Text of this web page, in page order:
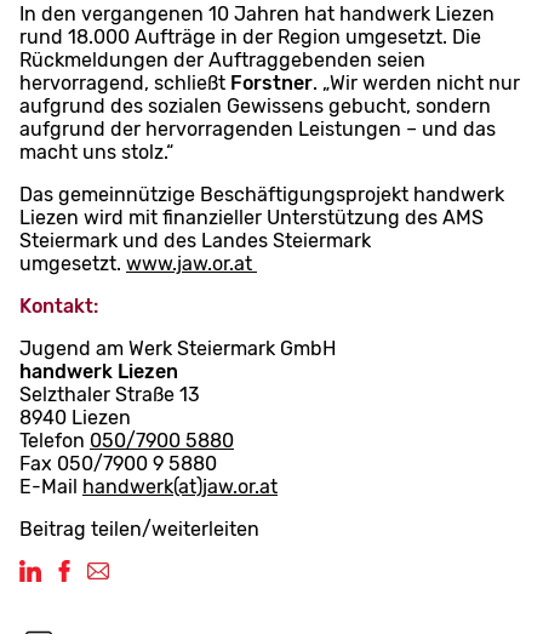
In den vergangenen 10 Jahren hat handwerk Liezen
rund 18.000 Aufträge in der Region umgesetzt. Die
Rückmeldungen der Auftraggebenden seien
hervorragend, schließt Forstner. „Wir werden nicht nur
aufgrund des sozialen Gewissens gebucht, sondern
aufgrund der hervorragenden Leistungen – und das
macht uns stolz.“
Das gemeinnützige Beschäftigungsprojekt handwerk
Liezen wird mit finanzieller Unterstützung des AMS
Steiermark und des Landes Steiermark
umgesetzt. www.jaw.or.at
Kontakt:
Jugend am Werk Steiermark GmbH
handwerk Liezen
Selzthaler Straße 13
8940 Liezen
Telefon 050/7900 5880
Fax 050/7900 9 5880
E-Mail handwerk(at)jaw.or.at
Beitrag teilen/weiterleiten